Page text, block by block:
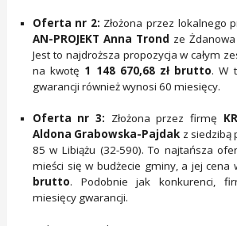
Oferta nr 2: Złożona przez lokalnego
AN-PROJEKT Anna Trond ze
Jest to najdroższa propozycja w całym
na kwotę 1 148 670,68 zł brutto. W
gwarancji również wynosi 60 miesięcy.
Oferta nr 3: Złożona przez firmę
Aldona Grabowska-Pajdak z siedzibą
85 w Libiążu (32-590). To najtańsza
mieści się w budżecie gminy, a jej cena
brutto. Podobnie jak konkurenci,
miesięcy gwarancji.